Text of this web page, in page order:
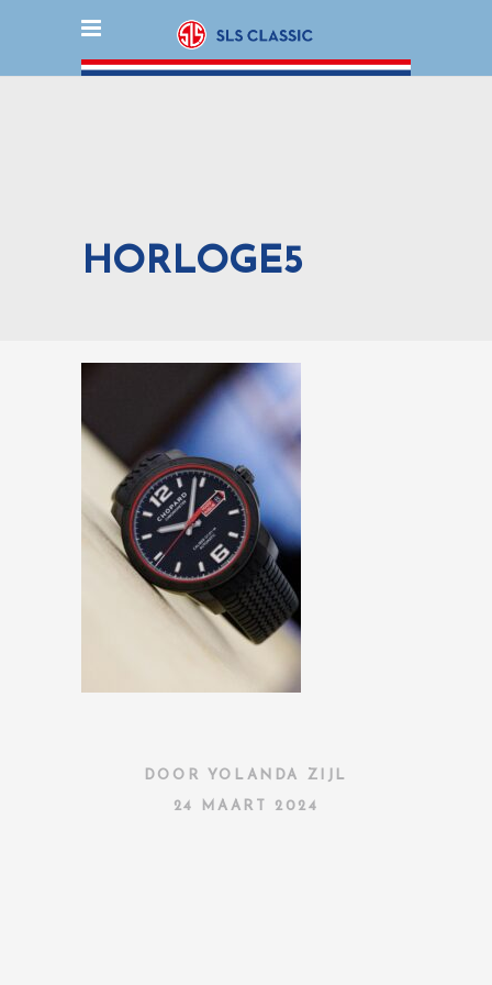
HORLOGE5
DOOR YOLANDA ZIJL
24 MAART 2024